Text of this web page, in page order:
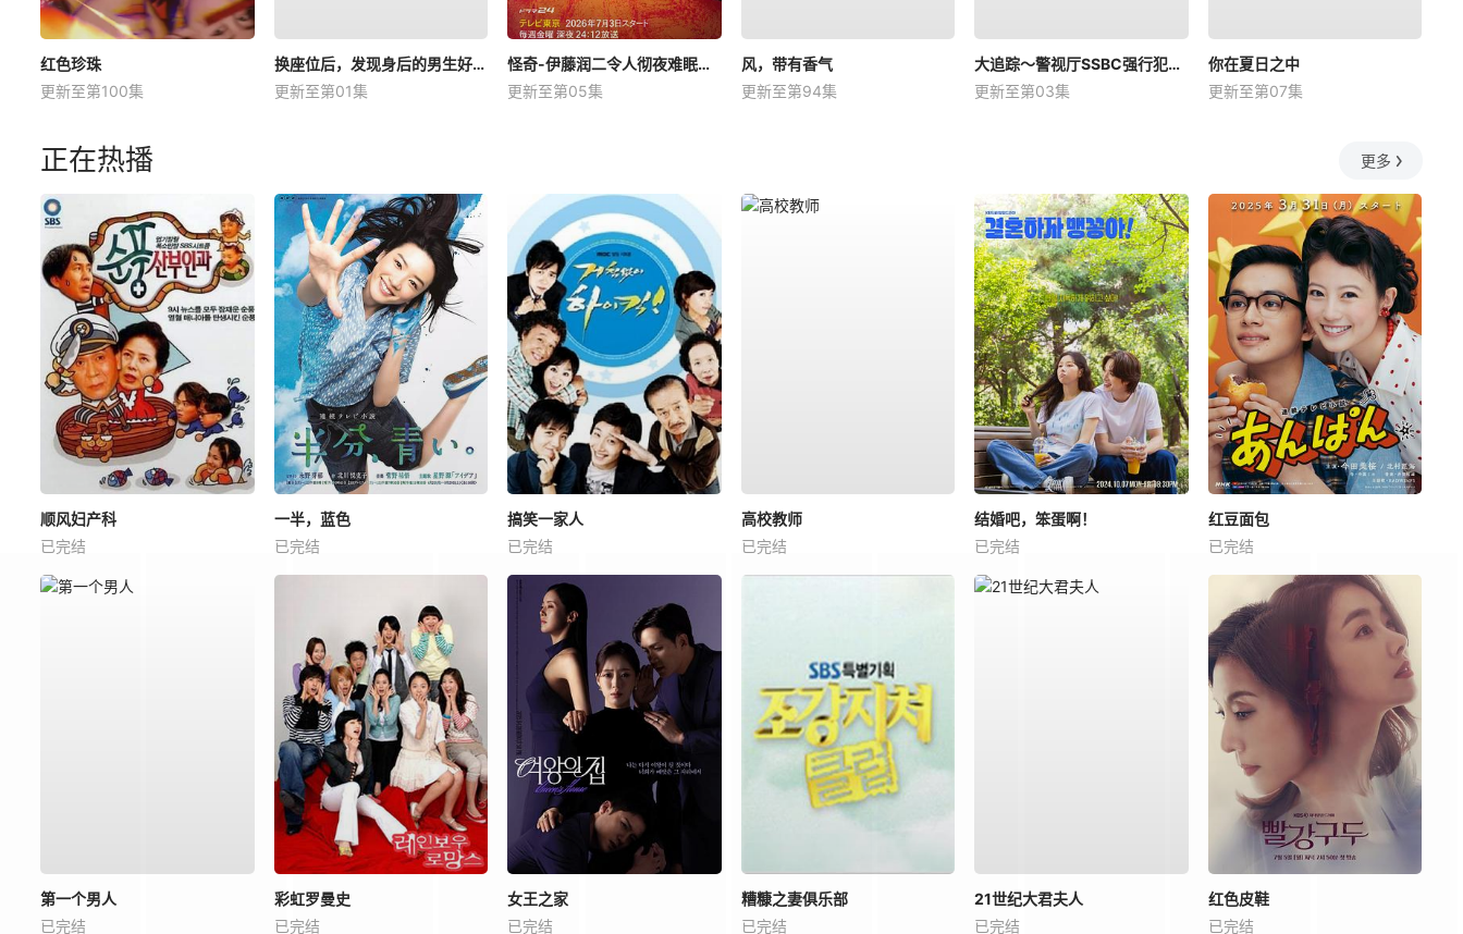
红色珍珠
更新至第100集
换座位后，发现身后的男生好像喜欢我
更新至第01集
怪奇-伊藤润二令人彻夜难眠的奇异故事－
更新至第05集
风，带有香气
更新至第94集
大追踪〜警视厅SSBC强行犯系〜第二季
更新至第03集
你在夏日之中
更新至第07集
正在热播 更多
顺风妇产科
已完结
一半，蓝色
已完结
搞笑一家人
已完结
高校教师
已完结
结婚吧，笨蛋啊！
已完结
红豆面包
已完结
第一个男人
已完结
彩虹罗曼史
已完结
女王之家
已完结
糟糠之妻俱乐部
已完结
21世纪大君夫人
已完结
红色皮鞋
已完结